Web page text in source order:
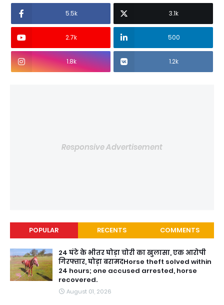
5.5k 3.1k
2.7k 500
1.8k 1.2k
Responsive Advertisement
POPULAR RECENTS COMMENTS
24 घंटे के भीतर घोड़ा चोरी का खुलासा, एक आरोपी
गिरफ्तार, घोड़ा बरामदHorse theft solved within
24 hours; one accused arrested, horse
recovered.
August 01, 2026